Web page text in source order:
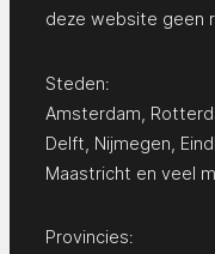
deze website geen
Steden:
Amsterdam
Delft Nijmegen
Maastricht en veel
Provincies: